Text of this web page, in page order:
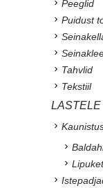
Peeglid
Puidust
Tahvlid
Tekstiil
LASTELE